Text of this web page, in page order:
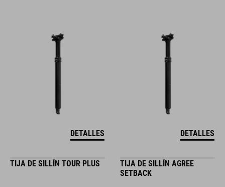
DETALLES DETALLES
TIJA DE SILLÍN TOUR PLUS
TIJA DE SILLÍN AGREE
SETBACK